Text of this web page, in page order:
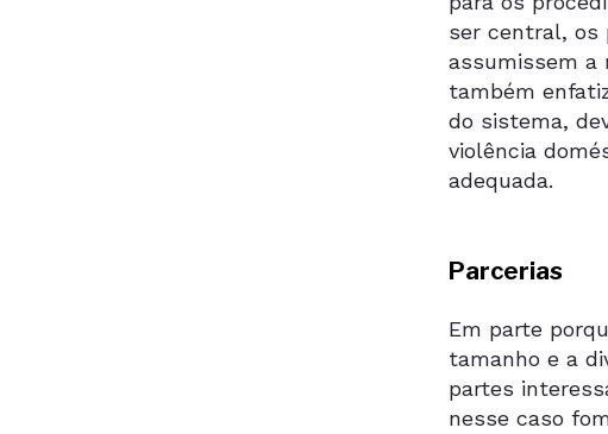
ser central, os
assumissem a
também
do sistema,
violência
adequada.
Parcerias
Em parte
tamanho e a
partes
nesse caso